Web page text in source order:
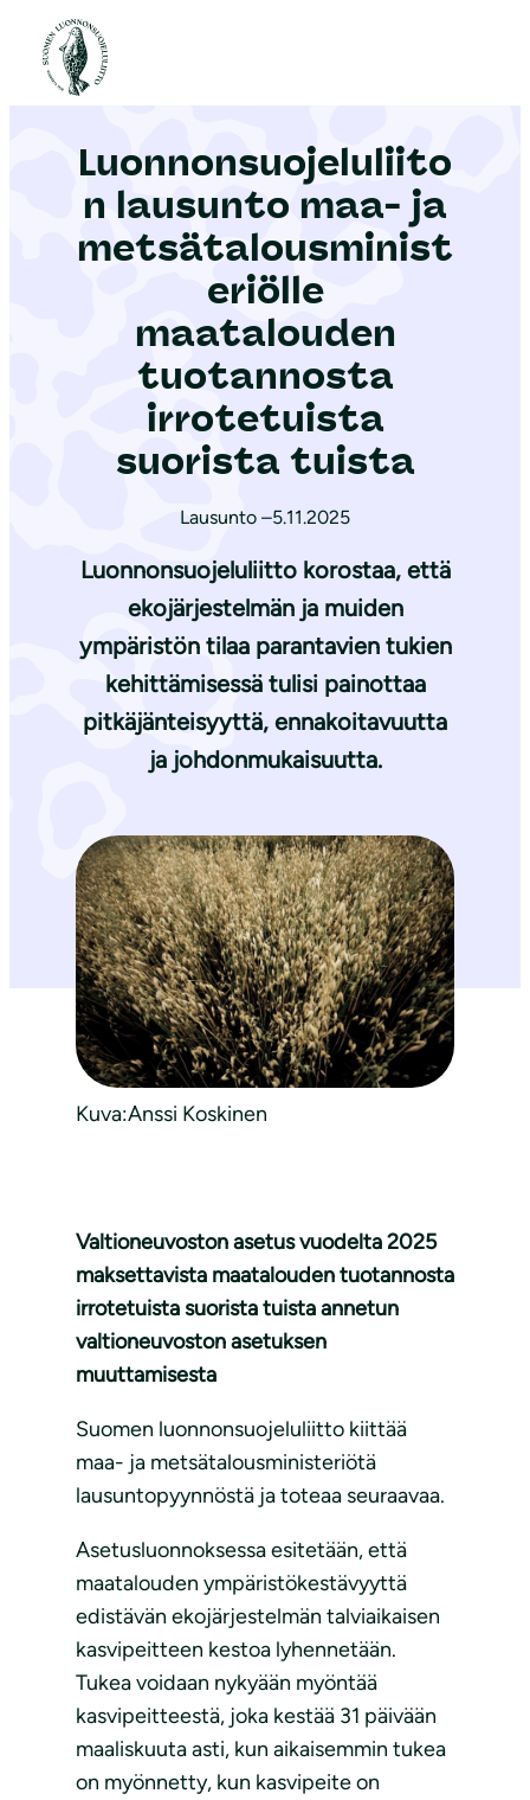
Etusivu
Luonnonsuojeluliito
n lausunto maa- ja
metsätalousminist
eriölle
maatalouden
tuotannosta
irrotetuista
suorista tuista
Lausunto –5.11.2025
Luonnonsuojeluliitto korostaa, että
ekojärjestelmän ja muiden
ympäristön tilaa parantavien tukien
kehittämisessä tulisi painottaa
pitkäjänteisyyttä, ennakoitavuutta
ja johdonmukaisuutta.
Kuva:Anssi Koskinen
Valtioneuvoston asetus vuodelta 2025
maksettavista maatalouden tuotannosta
irrotetuista suorista tuista annetun
valtioneuvoston asetuksen
muuttamisesta
Suomen luonnonsuojeluliitto kiittää
maa- ja metsätalousministeriötä
lausuntopyynnöstä ja toteaa seuraavaa.
Asetusluonnoksessa esitetään, että
maatalouden ympäristökestävyyttä
edistävän ekojärjestelmän talviaikaisen
kasvipeitteen kestoa lyhennetään.
Tukea voidaan nykyään myöntää
kasvipeitteestä, joka kestää 31 päivään
maaliskuuta asti, kun aikaisemmin tukea
on myönnetty, kun kasvipeite on